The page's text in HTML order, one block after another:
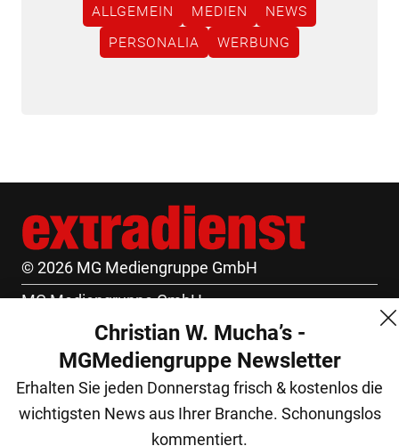
ALLGEMEIN MEDIEN
NEWS
PERSONALIA
WERBUNG
© 2026 MG Mediengruppe GmbH
MG Mediengruppe GmbH
Burgring 1/7
1010 Wien
+43 (1) 522 14 14
office@mgmedien.at
Christian W. Mucha’s -
MGMediengruppe Newsletter
Erhalten Sie jeden Donnerstag frisch & kostenlos die
wichtigsten News aus Ihrer Branche. Schonungslos
kommentiert.